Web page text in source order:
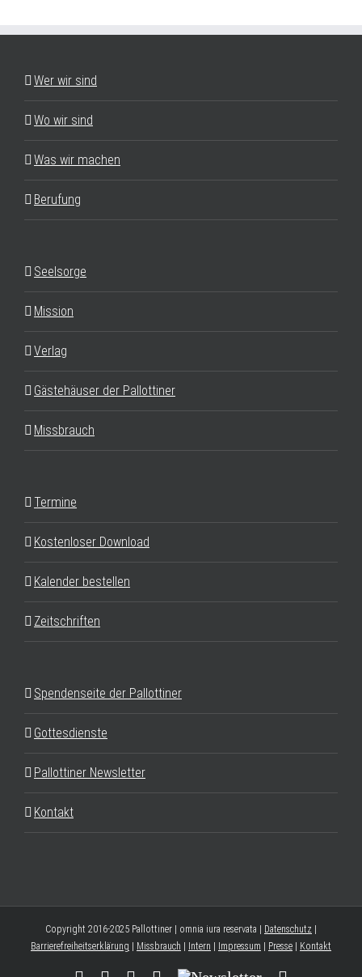
Wer wir sind
Wo wir sind
Was wir machen
Berufung
Seelsorge
Mission
Verlag
Gästehäuser der Pallottiner
Missbrauch
Termine
Kostenloser Download
Kalender bestellen
Zeitschriften
Spendenseite der Pallottiner
Gottesdienste
Pallottiner Newsletter
Kontakt
Copyright 2016-2025 Pallottiner | omnia iura reservata | Datenschutz
Barrierefreiheitserklärung
Missbrauch Intern Impressum Presse Kontakt